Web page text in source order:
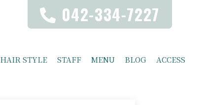
042-334-7227
HAIR STYLE STAFF MENU BLOG ACCESS